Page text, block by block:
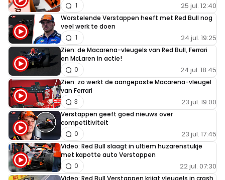
25 jul. 12:40
1
Worstelende Verstappen heeft met Red Bull nog
veel werk te doen
24 jul. 19:25
1
Zien: de Macarena-vleugels van Red Bull, Ferrari
en McLaren in actie!
24 jul. 18:45
0
Zien: zo werkt de aangepaste Macarena-vleugel
van Ferrari
23 jul. 19:00
3
Verstappen geeft goed nieuws over
competitiviteit
23 jul. 17:45
0
Video: Red Bull slaagt in ultiem huzarenstukje
met kapotte auto Verstappen
22 jul. 07:30
0